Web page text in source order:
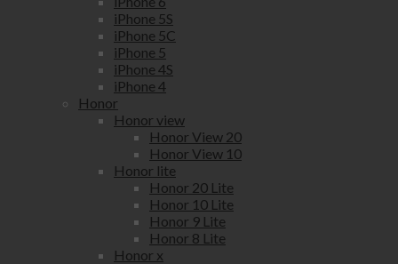
iPhone 5S
iPhone 5C
iPhone 5
iPhone 4S
iPhone 4
Honor
Honor view
Honor View 20
Honor View 10
Honor lite
Honor 20 Lite
Honor 10 Lite
Honor 9 Lite
Honor 8 Lite
Honor x